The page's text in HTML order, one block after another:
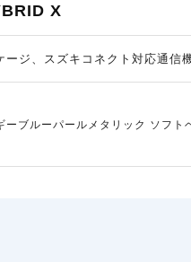
X
ジ、スズキコネクト対応通信
ーブルーパールメタリック ソフト